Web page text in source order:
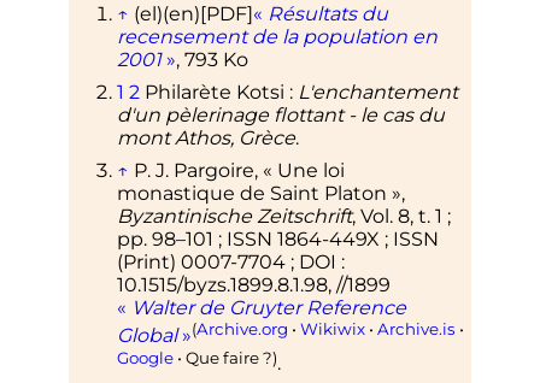
↑ (el)(en)[PDF]« Résultats du
recensement de la population en
2001 », 793 Ko
1 2 Philarète Kotsi : L'enchantement
d'un pèlerinage flottant - le cas du
mont Athos, Grèce.
↑ P. J. Pargoire, « Une loi
monastique de Saint Platon »,
Byzantinische Zeitschrift, Vol. 8, t. 1 ;
pp. 98–101 ; ISSN 1864-449X ; ISSN
(Print) 0007-7704 ; DOI :
10.1515/byzs.1899.8.1.98, //1899
« Walter de Gruyter Reference
Global »(Archive.org • Wikiwix• Archive.is •
Google• Que faire ?).